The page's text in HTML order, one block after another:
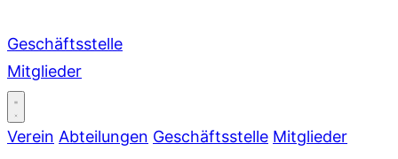
Geschäftsstelle
Mitglieder
Verein Abteilungen Geschäftsstelle Mitglieder